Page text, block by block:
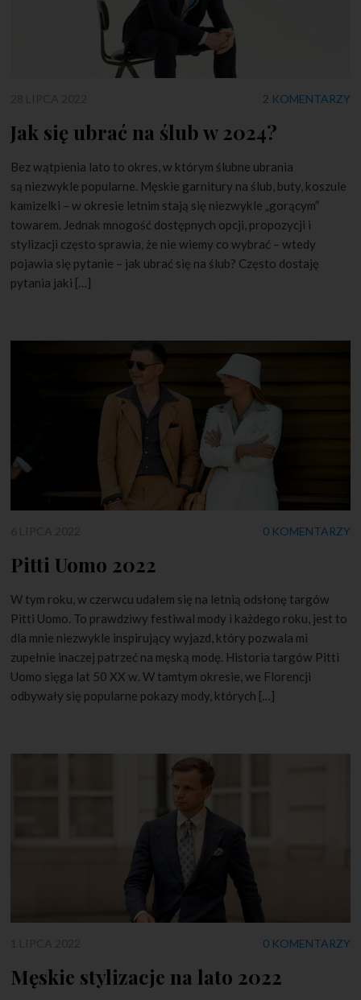
2 KOMENTARZY
Jak się ubrać na ślub w 2024?
Bez wątpienia lato to okres, w którym ślubne ubrania
są niezwykle popularne. Męskie garnitury na ślub, buty, koszule
kamizelki – w okresie letnim stają się niezwykle „gorącym”
towarem. Jednak mnogość dostępnych opcji, propozycji i
stylizacji często sprawia, że nie wiemy co wybrać – wtedy
pojawia się pytanie – jak ubrać się na ślub? Często dostaję
pytania jaki […]
0 KOMENTARZY
Pitti Uomo 2022
W tym roku, w czerwcu udałem się na letnią odsłonę targów
Pitti Uomo. To prawdziwy festiwal mody i każdego roku, jest to
dla mnie niezwykle inspirujący wyjazd, który pozwala mi
zupełnie inaczej patrzeć na męską modę. Historia targów Pitti
Uomo sięga lat 50 XX w. W tamtym okresie, we Florencji
odbywały się popularne pokazy mody, których […]
0 KOMENTARZY
Męskie stylizacje na lato 2022